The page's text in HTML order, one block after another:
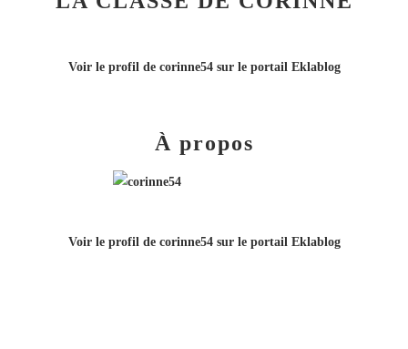
Voir le profil de corinne54sur le portail Eklablog
À propos
Voir le profil de corinne54sur le portail Eklablog